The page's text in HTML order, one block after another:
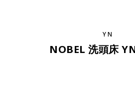
YN
NOBEL 洗頭床